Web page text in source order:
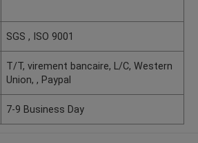
SGS , ISO 9001
T/T, virement bancaire, L/C, Western
Union, , Paypal
7-9 Business Day